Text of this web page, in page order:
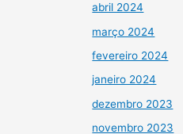
abril 2024
março 2024
fevereiro 2024
janeiro 2024
dezembro 2023
novembro 2023